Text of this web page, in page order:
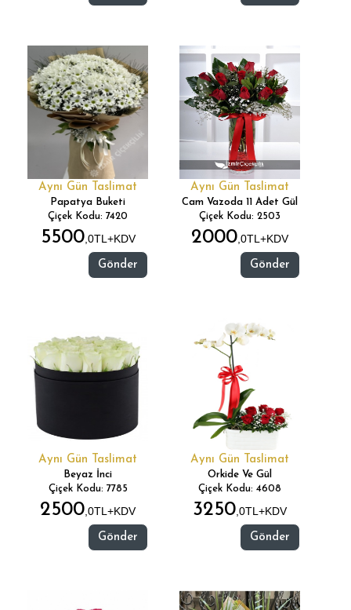
Aynı Gün Taslimat
Papatya Buketi
Çiçek Kodu: 7420
5500,0TL+KDV
Gönder
Aynı Gün Taslimat
Cam Vazoda 11 Adet Gül
Çiçek Kodu: 2503
2000,0TL+KDV
Gönder
Aynı Gün Taslimat
Beyaz İnci
Çiçek Kodu: 7785
2500,0TL+KDV
Gönder
Aynı Gün Taslimat
Orkide Ve Gül
Çiçek Kodu: 4608
3250,0TL+KDV
Gönder